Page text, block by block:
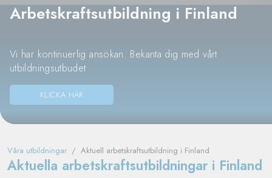
Arbetskraftsutbildning i Finland
Vi har kontinuerlig ansökan. Bekanta dig med vårt
utbildningsutbudet
KLICKA HÄR
Våra utbildningar / Aktuell arbetskraftsutbildning i Finland
Aktuella arbetskraftsutbildningar i Finland